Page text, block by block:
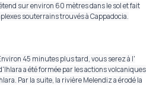
sur environ 60 mètres dans le sol et fait
souterrains trouvés à Cappadocia.
45 minutes plus tard, vous serez à l'
a été formée par les actions volcaniques
Par la suite, la rivière Melendiz a érodé la